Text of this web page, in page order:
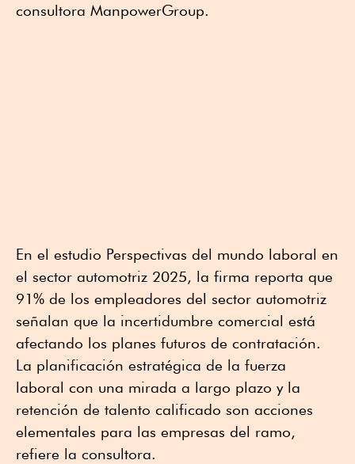
consultora ManpowerGroup.
En el estudio Perspectivas del mundo laboral en
el sector automotriz 2025, la firma reporta que
91% de los empleadores del sector automotriz
señalan que la incertidumbre comercial está
afectando los planes futuros de contratación.
La planificación estratégica de la fuerza
laboral con una mirada a largo plazo y la
retención de talento calificado son acciones
elementales para las empresas del ramo,
refiere la consultora.